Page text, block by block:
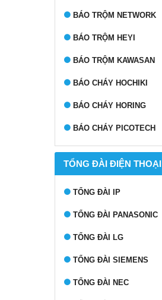
BÁO TRỘM NETWORK
BÁO TRỘM HEYI
BÁO TRỘM KAWASAN
BÁO CHÁY HOCHIKI
BÁO CHÁY HORING
BÁO CHÁY PICOTECH
TỔNG ĐÀI ĐIỆN THOẠI
TỔNG ĐÀI IP
TỔNG ĐÀI PANASONIC
TỔNG ĐÀI LG
TỔNG ĐÀI SIEMENS
TỔNG ĐÀI NEC